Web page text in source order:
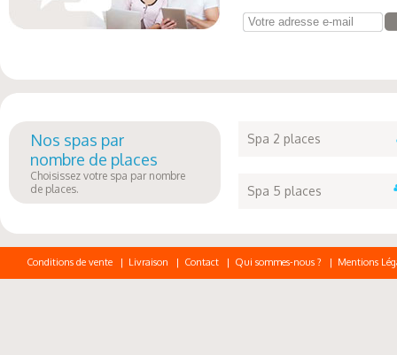
Votre adresse e-mail
Nos spas par
nombre de places
Choisissez votre spa par nombre
de places.
Spa 2 places
Spa 5 places
Conditions de vente | Livraison | Contact | Qui sommes-nous ? | Mentions